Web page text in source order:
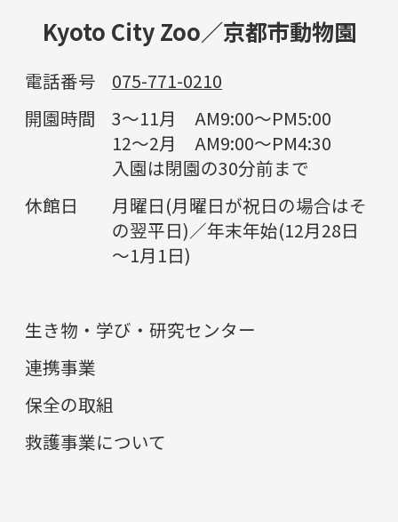
Kyoto City Zoo／京都市動物園
電話番号
075-771-0210
開園時間
3～11月 AM9:00～PM5:00
12～2月 AM9:00～PM4:30
入園は閉園の30分前まで
休館日
月曜日(月曜日が祝日の場合はそ
の翌平日)／年末年始(12月28日
～1月1日)
生き物・学び・研究センター
連携事業
保全の取組
救護事業について